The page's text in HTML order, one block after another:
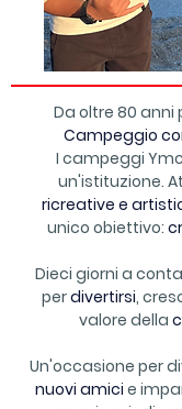
Da oltre 80 anni
Campeggio
I campeggi
un'istituzione.
ricreative e
unico obiettivo:
Dieci giorni a
perdivertirsi,
valore della
Un'occasione per
nuovi amici e